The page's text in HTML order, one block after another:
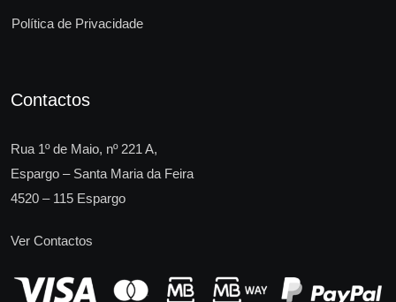
Política de Privacidade
Contactos
Rua 1º de Maio, nº 221 A,
Espargo – Santa Maria da Feira
4520 – 115 Espargo
Ver Contactos